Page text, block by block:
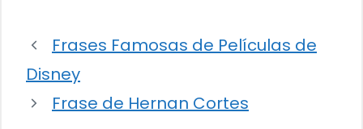
Frases Famosas de Películas de
Disney
Frase de Hernan Cortes